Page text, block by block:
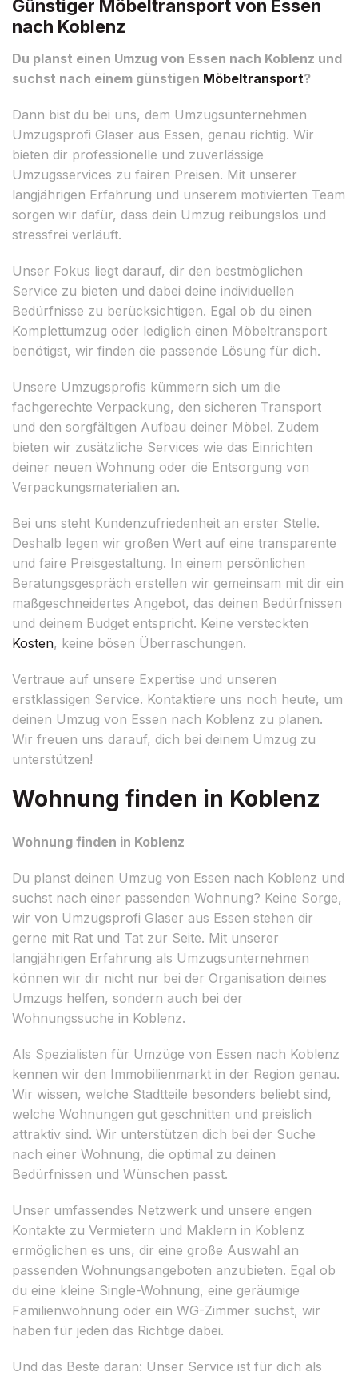
Günstiger Möbeltransport von Essen
nach Koblenz
Du planst einen Umzug von Essen nach Koblenz und
suchst nach einem günstigen Möbeltransport?
Dann bist du bei uns, dem Umzugsunternehmen
Umzugsprofi Glaser aus Essen, genau richtig. Wir
bieten dir professionelle und zuverlässige
Umzugsservices zu fairen Preisen. Mit unserer
langjährigen Erfahrung und unserem motivierten Team
sorgen wir dafür, dass dein Umzug reibungslos und
stressfrei verläuft.
Unser Fokus liegt darauf, dir den bestmöglichen
Service zu bieten und dabei deine individuellen
Bedürfnisse zu berücksichtigen. Egal ob du einen
Komplettumzug oder lediglich einen Möbeltransport
benötigst, wir finden die passende Lösung für dich.
Unsere Umzugsprofis kümmern sich um die
fachgerechte Verpackung, den sicheren Transport
und den sorgfältigen Aufbau deiner Möbel. Zudem
bieten wir zusätzliche Services wie das Einrichten
deiner neuen Wohnung oder die Entsorgung von
Verpackungsmaterialien an.
Bei uns steht Kundenzufriedenheit an erster Stelle.
Deshalb legen wir großen Wert auf eine transparente
und faire Preisgestaltung. In einem persönlichen
Beratungsgespräch erstellen wir gemeinsam mit dir ein
maßgeschneidertes Angebot, das deinen Bedürfnissen
und deinem Budget entspricht. Keine versteckten
Kosten, keine bösen Überraschungen.
Vertraue auf unsere Expertise und unseren
erstklassigen Service. Kontaktiere uns noch heute, um
deinen Umzug von Essen nach Koblenz zu planen.
Wir freuen uns darauf, dich bei deinem Umzug zu
unterstützen!
Wohnung finden in Koblenz
Wohnung finden in Koblenz
Du planst deinen Umzug von Essen nach Koblenz und
suchst nach einer passenden Wohnung? Keine Sorge,
wir von Umzugsprofi Glaser aus Essen stehen dir
gerne mit Rat und Tat zur Seite. Mit unserer
langjährigen Erfahrung als Umzugsunternehmen
können wir dir nicht nur bei der Organisation deines
Umzugs helfen, sondern auch bei der
Wohnungssuche in Koblenz.
Als Spezialisten für Umzüge von Essen nach Koblenz
kennen wir den Immobilienmarkt in der Region genau.
Wir wissen, welche Stadtteile besonders beliebt sind,
welche Wohnungen gut geschnitten und preislich
attraktiv sind. Wir unterstützen dich bei der Suche
nach einer Wohnung, die optimal zu deinen
Bedürfnissen und Wünschen passt.
Unser umfassendes Netzwerk und unsere engen
Kontakte zu Vermietern und Maklern in Koblenz
ermöglichen es uns, dir eine große Auswahl an
passenden Wohnungsangeboten anzubieten. Egal ob
du eine kleine Single-Wohnung, eine geräumige
Familienwohnung oder ein WG-Zimmer suchst, wir
haben für jeden das Richtige dabei.
Und das Beste daran: Unser Service ist für dich als